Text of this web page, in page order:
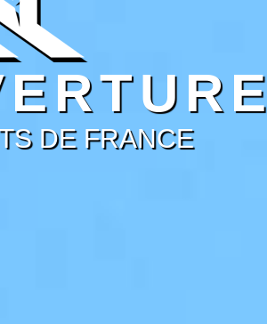
DE FRANCE